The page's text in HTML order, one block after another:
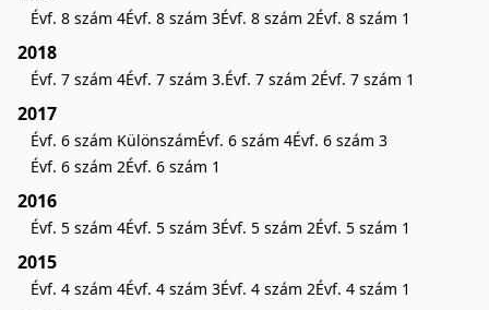
Évf. 8 szám 4Évf. 8 szám 3Évf. 8 szám 2Évf. 8 szám 1
2018
Évf. 7 szám 4Évf. 7 szám 3.Évf. 7 szám 2Évf. 7 szám 1
2017
Évf. 6 szám KülönszámÉvf. 6 szám 4Évf. 6 szám 3
Évf. 6 szám 2Évf. 6 szám 1
2016
Évf. 5 szám 4Évf. 5 szám 3Évf. 5 szám 2Évf. 5 szám 1
2015
Évf. 4 szám 4Évf. 4 szám 3Évf. 4 szám 2Évf. 4 szám 1